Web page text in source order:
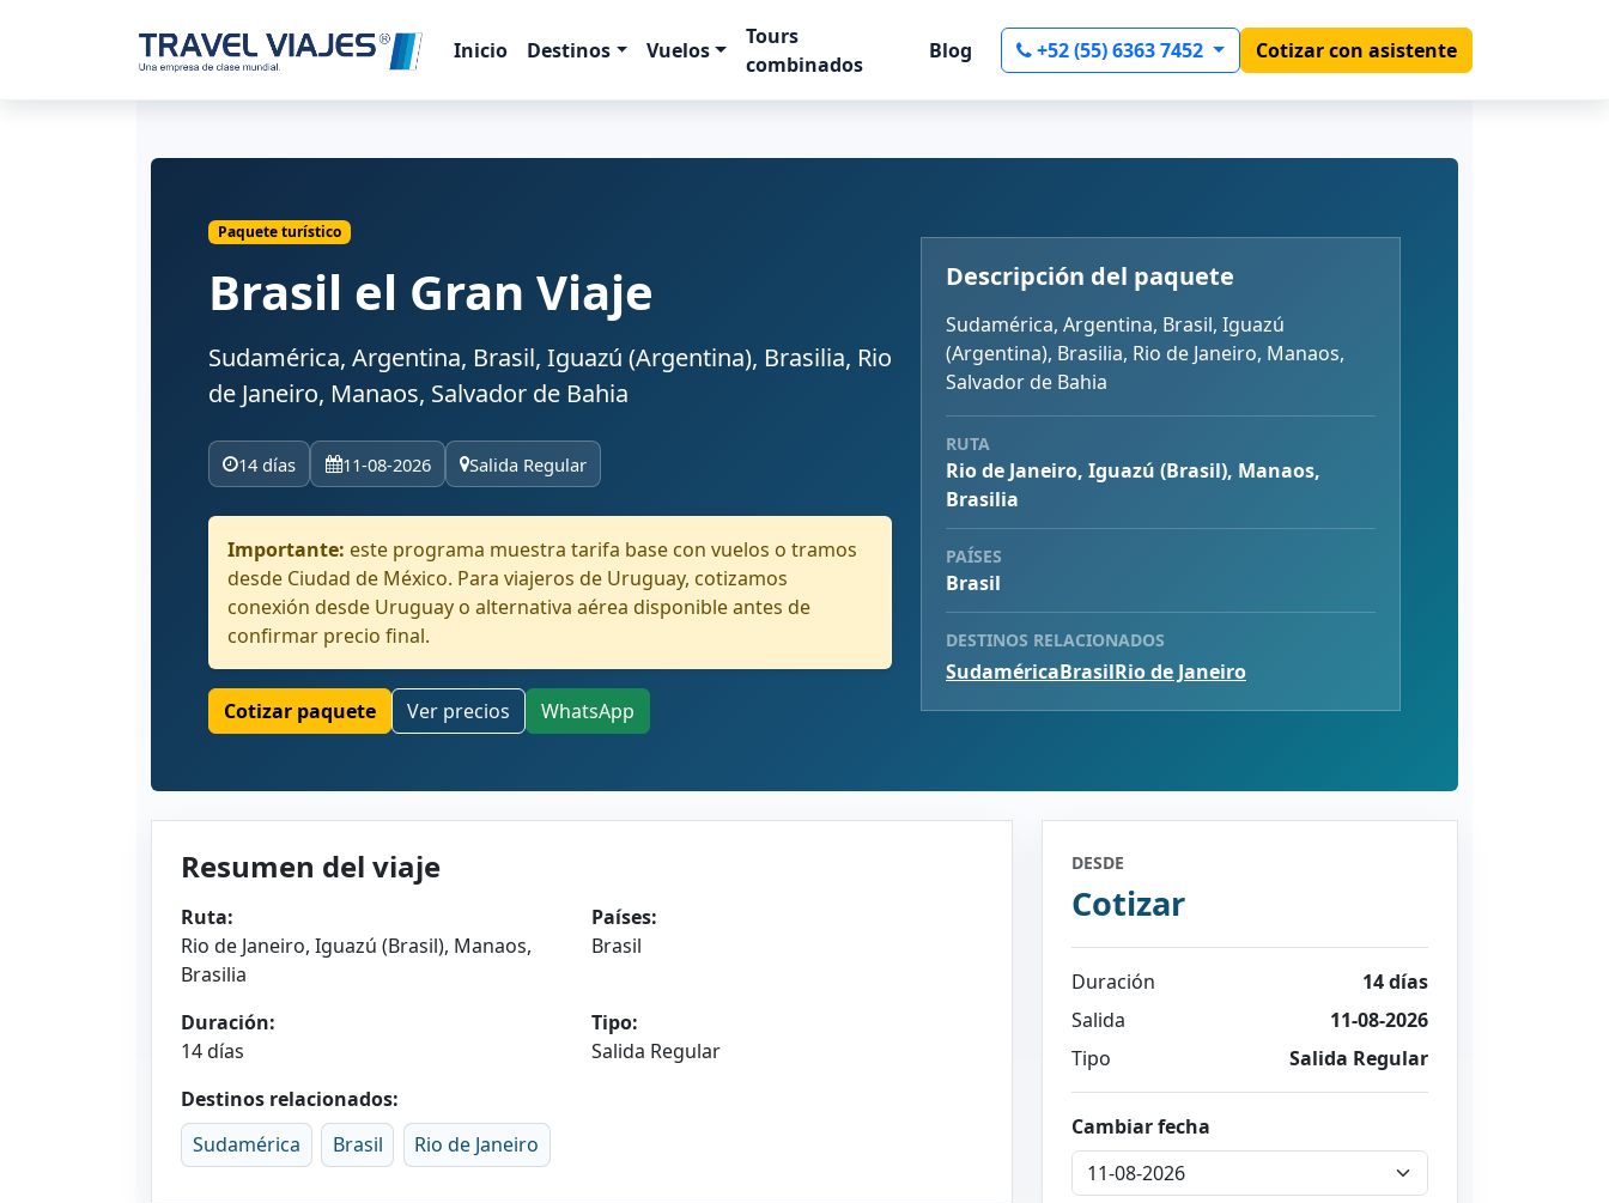
Inicio Destinos Vuelos
Tours
combinados
Blog +52 (55) 6363 7452 Cotizar con asistente
Paquete turístico
Brasil el Gran Viaje
Sudamérica, Argentina, Brasil, Iguazú (Argentina), Brasilia, Rio
de Janeiro, Manaos, Salvador de Bahia
14 días 11-08-2026 Salida Regular
Importante: este programa muestra tarifa base con vuelos o tramos
desde Ciudad de México. Para viajeros de Uruguay, cotizamos
conexión desde Uruguay o alternativa aérea disponible antes de
confirmar precio final.
Cotizar paquete Ver precios WhatsApp
Descripción del paquete
Sudamérica, Argentina, Brasil, Iguazú
(Argentina), Brasilia, Rio de Janeiro, Manaos,
Salvador de Bahia
RUTA
Rio de Janeiro, Iguazú (Brasil), Manaos,
Brasilia
PAÍSES
Brasil
DESTINOS RELACIONADOS
SudaméricaBrasilRio de Janeiro
Resumen del viaje
Ruta:
Rio de Janeiro, Iguazú (Brasil), Manaos,
Brasilia
Países:
Brasil
Duración:
14 días
Tipo:
Salida Regular
Destinos relacionados:
Sudamérica
Brasil Rio de Janeiro
DESDE
Cotizar
Duración
14 días
Salida
11-08-2026
Tipo
Salida Regular
Cambiar fecha